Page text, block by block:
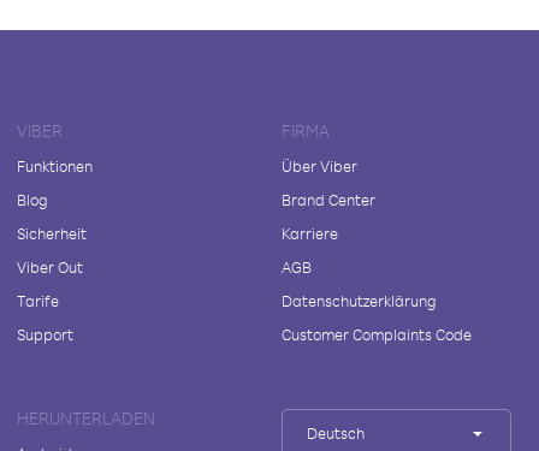
VIBER
Funktionen
Blog
Sicherheit
Viber Out
Tarife
Support
FIRMA
Über Viber
Brand Center
Karriere
AGB
Datenschutzerklärung
Customer Complaints Code
HERUNTERLADEN
Deutsch